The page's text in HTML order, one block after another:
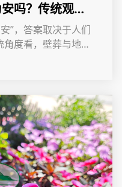
吗？传统观念
”，答案取决于人们
角度看，壁葬与地下
代殡葬文化来看，